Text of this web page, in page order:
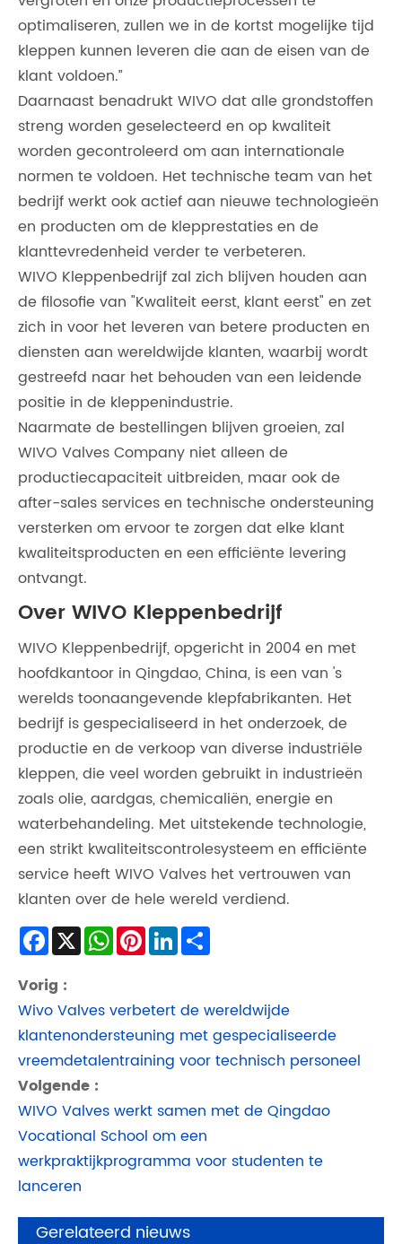
optimaliseren, zullen we in de kortst mogelijke tijd
kleppen kunnen leveren die aan de eisen van de
klant voldoen.”
Daarnaast benadrukt WIVO dat alle grondstoffen
streng worden geselecteerd en op kwaliteit
worden gecontroleerd om aan internationale
normen te voldoen. Het technische team van het
bedrijf werkt ook actief aan nieuwe technologieën
en producten om de klepprestaties en de
klanttevredenheid verder te verbeteren.
WIVO Kleppenbedrijf zal zich blijven houden aan
de filosofie van "Kwaliteit eerst, klant eerst" en zet
zich in voor het leveren van betere producten en
diensten aan wereldwijde klanten, waarbij wordt
gestreefd naar het behouden van een leidende
positie in de kleppenindustrie.
Naarmate de bestellingen blijven groeien, zal
WIVO Valves Company niet alleen de
productiecapaciteit uitbreiden, maar ook de
after-sales services en technische ondersteuning
versterken om ervoor te zorgen dat elke klant
kwaliteitsproducten en een efficiënte levering
ontvangt.
Over WIVO Kleppenbedrijf
WIVO Kleppenbedrijf, opgericht in 2004 en met
hoofdkantoor in Qingdao, China, is een van 's
werelds toonaangevende klepfabrikanten. Het
bedrijf is gespecialiseerd in het onderzoek, de
productie en de verkoop van diverse industriële
kleppen, die veel worden gebruikt in industrieën
zoals olie, aardgas, chemicaliën, energie en
waterbehandeling. Met uitstekende technologie,
een strikt kwaliteitscontrolesysteem en efficiënte
service heeft WIVO Valves het vertrouwen van
klanten over de hele wereld verdiend.
Facebook
X WhatsApp
Pinterest
LinkedIn
Vorig :
Wivo Valves verbetert de wereldwijde
klantenondersteuning met gespecialiseerde
vreemdetalentraining voor technisch personeel
Volgende :
WIVO Valves werkt samen met de Qingdao
Vocational School om een ​​
werkpraktijkprogramma voor studenten te
lanceren
Gerelateerd nieuws